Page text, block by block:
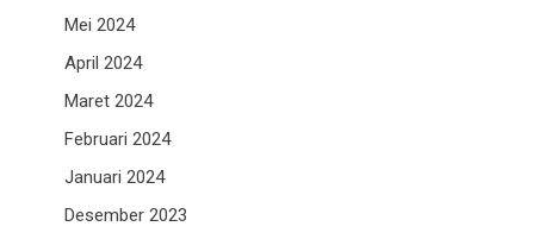
Mei 2024
April 2024
Maret 2024
Februari 2024
Januari 2024
Desember 2023